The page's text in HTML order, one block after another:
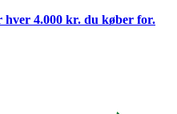
4.000 kr. du køber for.